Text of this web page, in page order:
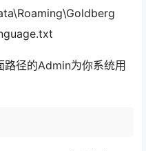
径的Admin为你系统用